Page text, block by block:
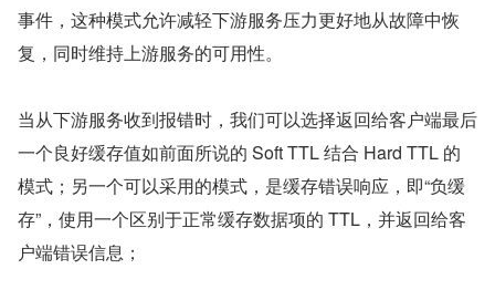
事件，这种模式允许减轻下游服务压力更好地从故障中恢
复，同时维持上游服务的可用性。
当从下游服务收到报错时，我们可以选择返回给客户端最后
一个良好缓存值如前面所说的 Soft TTL 结合 Hard TTL 的
模式；另一个可以采用的模式，是缓存错误响应，即“负缓
存”，使用一个区别于正常缓存数据项的 TTL，并返回给客
户端错误信息；